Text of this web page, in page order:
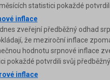
statistici pokaždé
inflace
zveřejní předběžný odhad
že meziroční inflace
hodnotu srpnové inflace
pokaždé potvrdili svůj
inflace